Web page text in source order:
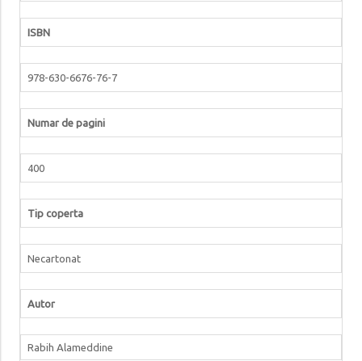
ISBN
978-630-6676-76-7
Numar de pagini
400
Tip coperta
Necartonat
Autor
Rabih Alameddine